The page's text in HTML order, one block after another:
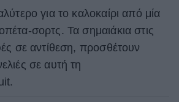
για το καλοκαίρι από μία
σορτς. Τα σημαιάκια στις
σε αντίθεση, προσθέτουν
σε αυτή τη